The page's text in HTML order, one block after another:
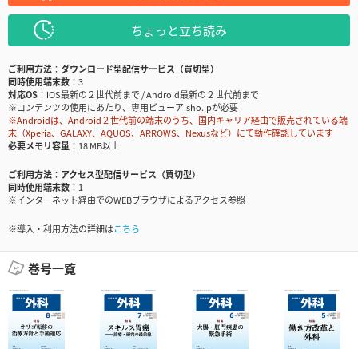
ちょっと立ち読み
ご利用方法
ダウンロード型配信サービス（買切型）
同時使用端末数
3
対応OS
iOS最新の２世代前まで / Android最新の２世代前まで
※コンテンツの使用にあたり、専用ビューアisho.jpが必要
※Androidは、Android２世代前の端末のうち、国内キャリア経由で販売されている端
末（Xperia、GALAXY、AQUOS、ARROWS、Nexusなど）にて動作確認しています
必要メモリ容量
18 MB以上
ご利用方法
アクセス型配信サービス（買切型）
同時使用端末数
1
※インターネット経由でのWEBブラウザによるアクセス参照
※導入・利用方法の詳細はこちら
巻号一覧